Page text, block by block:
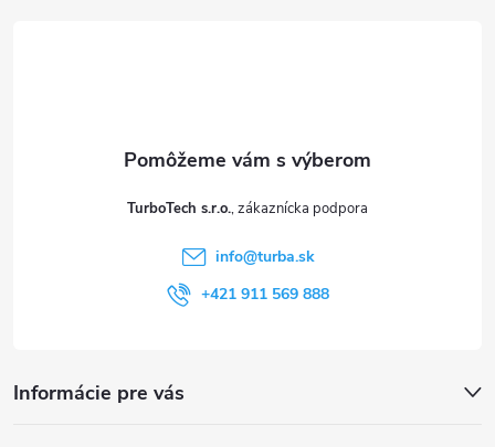
TurboTech s.r.o.
info@turba.sk
+421 911 569 888
Informácie pre vás